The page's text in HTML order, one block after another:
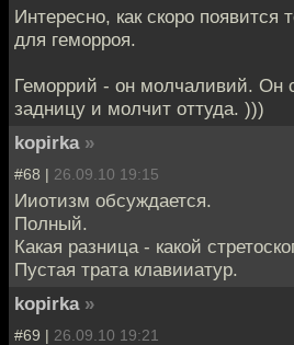
Интересно, как скоро появится
для геморроя.
Геморрий - он молчаливий. Он
задницу и молчит оттуда. )))
kopirka »
#68 | 26.09.10 19:15
Ииотизм обсуждается.
Полный.
Какая разница - какой
Пустая трата клавииатур.
kopirka »
#69 | 26.09.10 19:21